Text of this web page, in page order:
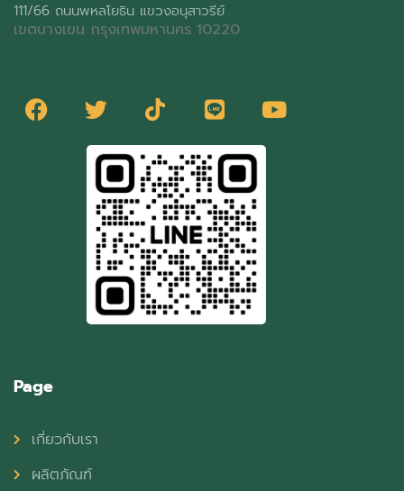
111/66 ถนนพหลโยธิน แขวงอนุสาวรีย์
เขตบางเขน กรุงเทพมหานคร 10220
Page
เกี่ยวกับเรา
ผลิตภัณฑ์